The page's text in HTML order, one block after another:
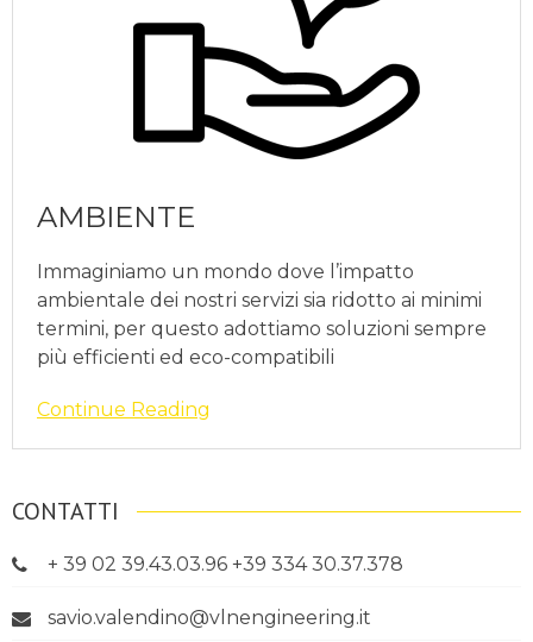
AMBIENTE
Immaginiamo un mondo dove l’impatto
ambientale dei nostri servizi sia ridotto ai minimi
termini, per questo adottiamo soluzioni sempre
più efficienti ed eco-compatibili
Continue Reading
CONTATTI
+ 39 02 39.43.03.96 +39 334 30.37.378
savio.valendino@vlnengineering.it